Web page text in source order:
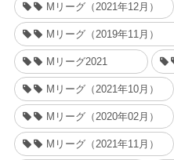
Mリーグ（2021年12月）
Mリーグ（2019年11月）
Mリーグ2021
Mリーグ（2021年10月）
Mリーグ（2020年02月）
Mリーグ（2021年11月）